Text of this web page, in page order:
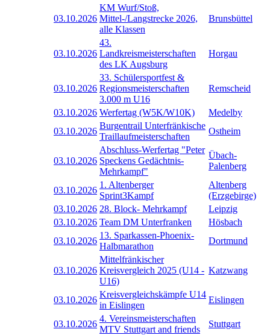
03.10.2026
KM Wurf/Stoß,
Mittel-/Langstrecke 2026,
alle Klassen
Brunsbüttel
03.10.2026
43.
Landkreismeisterschaften
des LK Augsburg
Horgau
03.10.2026
33. Schülersportfest &
Regionsmeisterschaften
3.000 m U16
Remscheid
03.10.2026 Werfertag (W5K/W10K)
Medelby
03.10.2026
Burgentrail Unterfränkische
Traillaufmeisterschaften
Ostheim
03.10.2026
Abschluss-Werfertag "Peter
Speckens Gedächtnis-
Mehrkampf"
Übach-
Palenberg
03.10.2026
1. Altenberger
Sprint3Kampf
Altenberg
(Erzgebirge)
03.10.2026 28. Block- Mehrkampf
Leipzig
03.10.2026 Team DM Unterfranken
Hösbach
03.10.2026
13. Sparkassen-Phoenix-
Halbmarathon
Dortmund
03.10.2026
Mittelfränkischer
Kreisvergleich 2025 (U14 -
U16)
Katzwang
03.10.2026
Kreisvergleichskämpfe U14
in Eislingen
Eislingen
03.10.2026
4. Vereinsmeisterschaften
MTV Stuttgart and friends
Stuttgart